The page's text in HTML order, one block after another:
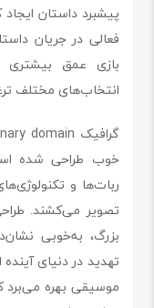
پیشبرد داستان
فعالی در جریان
بازی عمق بیشتری
انتخاب‌های مختلف
خوب طراحی شده
ربات‌ها و
تصویر می‌کشند.
بزرگ، به‌خوبی
تهدید در دنیای
موسیقی بهره می‌برد